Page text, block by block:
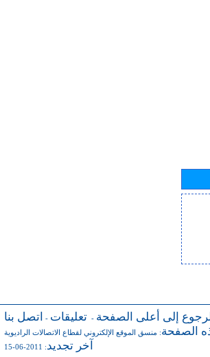
إلى أعلى الصفحة - تعليقات - اتصل بنا
الصفحة: منسق الموقع الإلكتروني لقطاع الاتصالات الراديوية
آخر تجديد: 2011-06-15